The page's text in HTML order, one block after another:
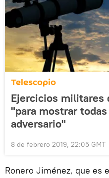
Telescopio
Ejercicios militares
"para mostrar
adversario"
8 de febrero 2019, 22:05 GMT
Ronero Jiménez, que es